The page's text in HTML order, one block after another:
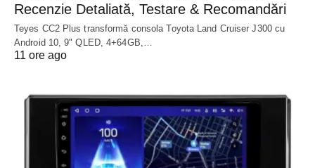
Recenzie Detaliată, Testare & Recomandări
Teyes CC2 Plus transformă consola Toyota Land Cruiser J300 cu
Android 10, 9" QLED, 4+64GB,…
11 ore ago